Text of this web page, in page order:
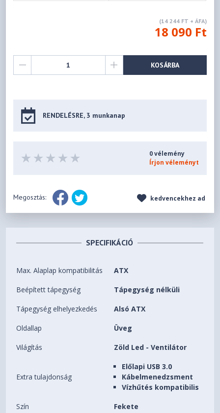
(14 244 FT + ÁFA)
18 090 Ft
KOSÁRBA
RENDELÉSRE, 3 munkanap
0 vélemény
Írjon véleményt
Megosztás: kedvencekhez ad
SPECIFIKÁCIÓ
Max. Alaplap kompatibilitás ATX
Beépített tápegység Tápegység nélküli
Tápegység elhelyezkedés Alsó ATX
Oldallap Üveg
Világítás Zöld Led - Ventilátor
Extra tulajdonság
Előlapi USB 3.0
Kábelmenedzsment
Vízhűtés kompatibilis
Szín Fekete